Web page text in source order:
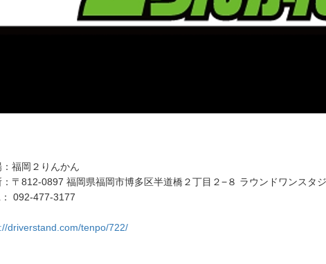
福岡２りんかん
：〒812-0897 福岡県福岡市博多区半道橋２丁目２−８ ラウンドワンスタ
092-477-3177
driverstand.com/tenpo/722/